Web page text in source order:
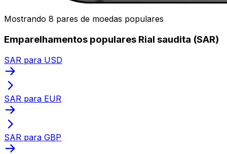
Mostrando 8 pares de moedas populares
Emparelhamentos populares Rial saudita (SAR)
SAR para USD
SAR para EUR
SAR para GBP